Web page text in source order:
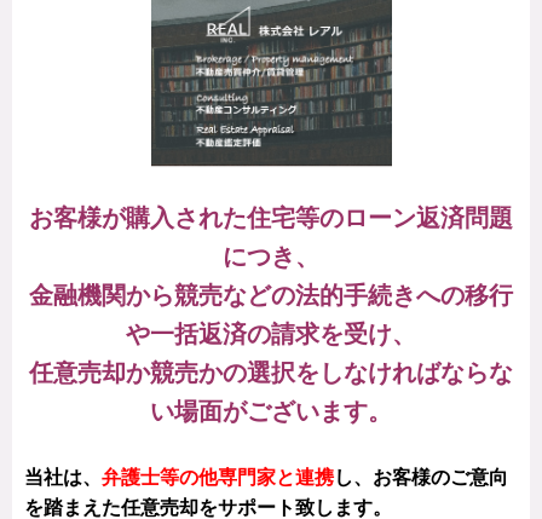
お客様が購入された住宅等のローン返済問題
につき、
金融機関から競売などの法的手続きへの移行
や一括返済の請求を受け、
任意売却か競売かの選択をしなければならな
い場面がございます。
当社は、 弁護士等の他専門家と連携し、お客様のご意向
を踏まえた任意売却をサポート致します。